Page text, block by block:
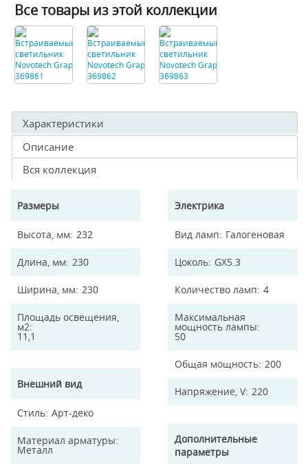
Все товары из этой коллекции
Характеристики
Описание
Вся коллекция
Размеры
Высота, мм 232
Длина, мм 230
Ширина, мм 230
Площадь освещения,
м2
11,1
Внешний вид
Стиль Арт-деко
Материал арматуры
Металл
Электрика
Вид ламп Галогеновая
Цоколь GX5.3
Количество ламп 4
Максимальная
мощность лампы
50
Общая мощность 200
Напряжение, V 220
Дополнительные
параметры